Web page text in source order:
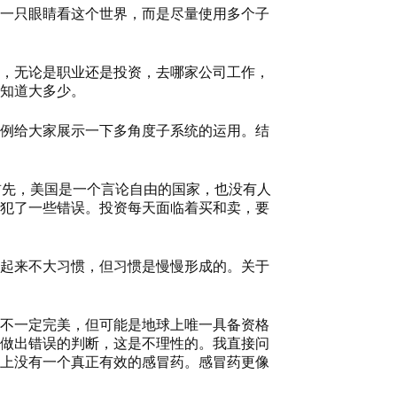
只眼睛看这个世界，而是尽量使用多个子
无论是职业还是投资，去哪家公司工作，
道大多少。
给大家展示一下多角度子系统的运用。结
，美国是一个言论自由的国家，也没有人
了一些错误。投资每天面临着买和卖，要
来不大习惯，但习惯是慢慢形成的。关于
一定完美，但可能是地球上唯一具备资格
出错误的判断，这是不理性的。我直接问
没有一个真正有效的感冒药。感冒药更像